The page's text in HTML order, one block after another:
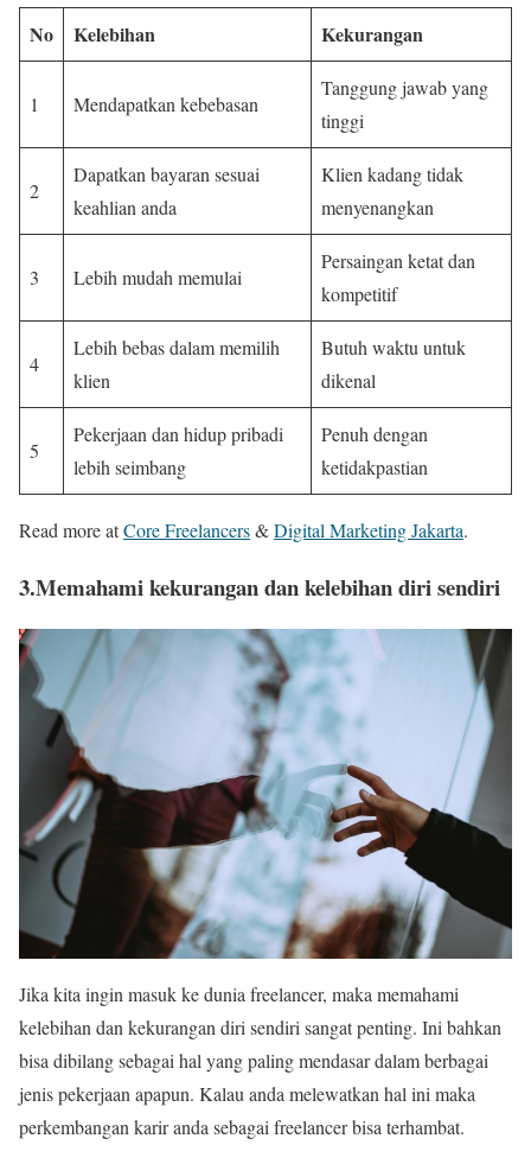
No Kelebihan Kekurangan
1 Mendapatkan kebebasan
Tanggung jawab yang
tinggi
2
Dapatkan bayaran sesuai
keahlian anda
Klien kadang tidak
menyenangkan
3 Lebih mudah memulai
Persaingan ketat dan
kompetitif
4
Lebih bebas dalam memilih
klien
Butuh waktu untuk
dikenal
5
Pekerjaan dan hidup pribadi
lebih seimbang
Penuh dengan
ketidakpastian
Read more atCore Freelancers&Digital Marketing Jakarta.
3.Memahami kekurangan dan kelebihan diri sendiri
Jika kita ingin masuk ke dunia freelancer, maka memahami
kelebihan dan kekurangan diri sendiri sangat penting. Ini bahkan
bisa dibilang sebagai hal yang paling mendasar dalam berbagai
jenis pekerjaan apapun. Kalau anda melewatkan hal ini maka
perkembangan karir anda sebagai freelancer bisa terhambat.